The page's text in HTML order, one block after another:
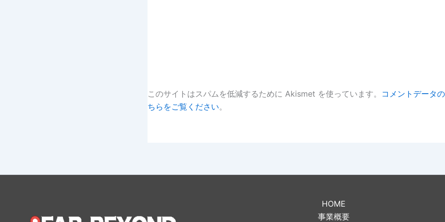
このサイトはスパムを低減するために Akismet を使っています。 コメントデータ
ちらをご覧ください。
HOME
事業概要